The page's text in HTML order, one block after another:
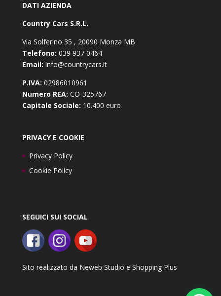
DATI AZIENDA
Country Cars S.R.L.
Via Solferino 35 , 20090 Monza MB
Telefono: 039 937 0464
Email: info@countrycars.it
P.IVA: 02986010961
Numero REA: CO-325767
Capitale Sociale: 10.400 euro
PRIVACY E COOKIE
Privacy Policy
Cookie Policy
SEGUICI SUI SOCIAL
Sito realizzato da Neweb Studio e Shopping Plus